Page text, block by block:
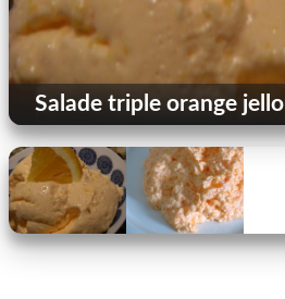
Salade triple orange jello